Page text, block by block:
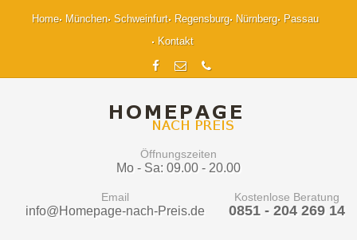
Home München Schweinfurt Regensburg Nürnberg
Passau
Kontakt
Öffnungszeiten
Mo - Sa: 09.00 - 20.00
Email
info@Homepage-nach-Preis.de
Kostenlose Beratung
0851 - 204 269 14